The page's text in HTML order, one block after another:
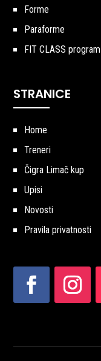
Forme
Paraforme
FIT CLASS program
STRANICE
Home
Treneri
Čigra Limač kup
Upisi
Novosti
Pravila privatnosti